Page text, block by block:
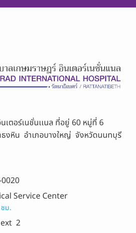
เตอร์เนชั่นเเนล ที่อยู่ 60 หมู่ที่ 6
ธงหิน อำเภอบางใหญ่ จังหวัดนนทบุรี
Service Center
ม.
2